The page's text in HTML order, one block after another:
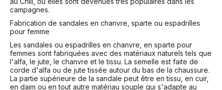
campagnes.
Fabrication de sandales en chanvre, sparte ou espadrilles
pour femme
Les sandales ou espadrilles en chanvre, en sparte pour
femmes sont fabriquées avec des matériaux naturels tels que
l'alfa, le jute, le chanvre et le tissu. La semelle est faite de
corde d'alfa ou de jute tissée autour du bas de la chaussure.
La partie supérieure de la sandale peut être en tissu, en cuir,
en daim ou en tout autre matériau souple qui s'adapte au